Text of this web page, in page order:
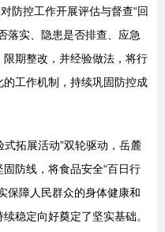
防控工作开展评估与督查“回
落实、隐患是否排查、应急
期整改，并经验做法，将行
工作机制，持续巩固防控成
式拓展活动”双轮驱动，岳麓
防线，将食品安全“百日行
保障人民群众的身体健康和
稳定向好奠定了坚实基础。